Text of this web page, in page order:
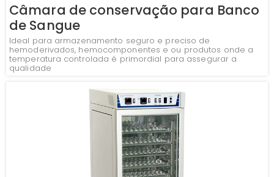
Câmara de conservação para Banco
de Sangue
Ideal para armazenamento seguro e preciso de
hemoderivados, hemocomponentes e ou produtos onde a
temperatura controlada é primordial para assegurar a
qualidade